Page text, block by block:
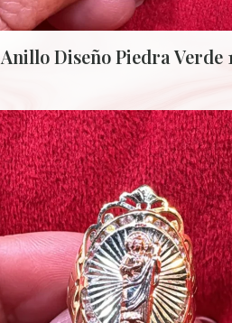
Anillo Diseño Piedra Verde